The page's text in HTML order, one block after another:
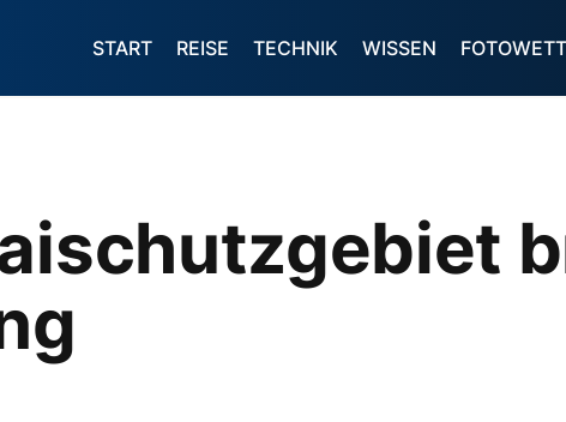
START REISE TECHNIK WISSEN